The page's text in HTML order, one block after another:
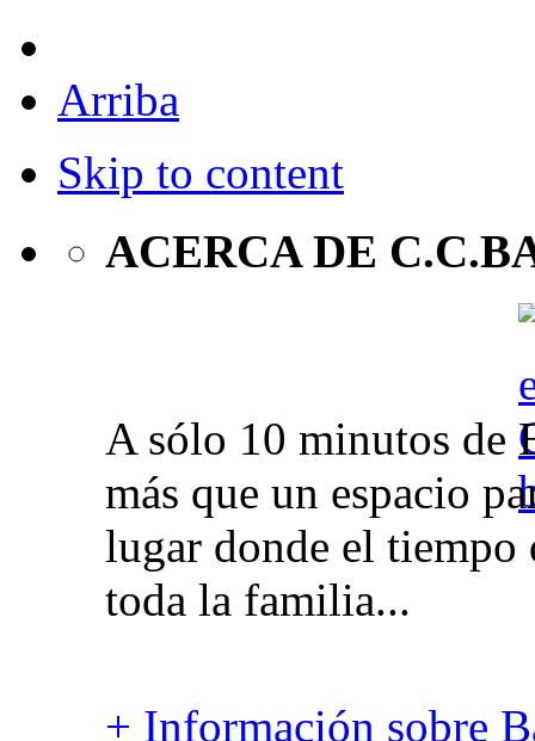
Arriba
Skip to content
ACERCA DE
A sólo 10 minutos de
más que un espacio
lugar donde el tiempo
toda la familia...
+ Información sobre